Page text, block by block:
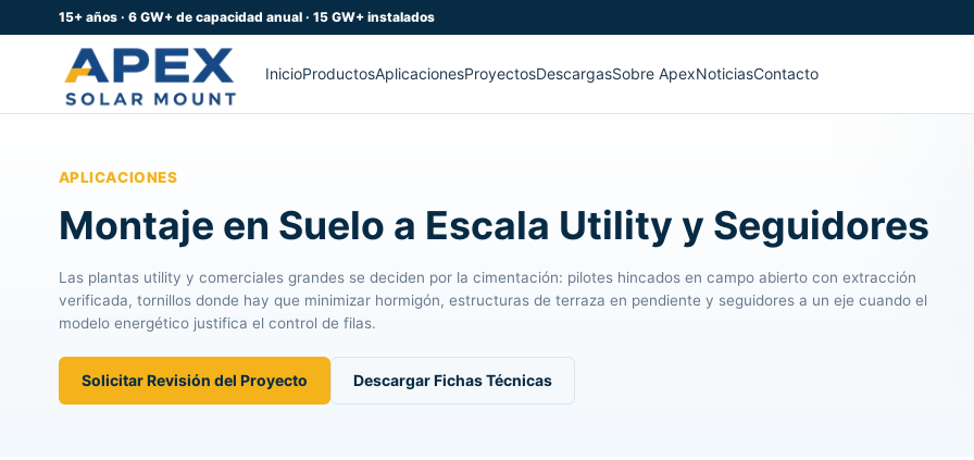
15+ años · 6 GW+ de capacidad anual · 15 GW+ instalados
InicioProductosAplicacionesProyectosDescargasSobre ApexNoticiasContacto
APLICACIONES
Montaje en Suelo a Escala Utility y Seguidores
Las plantas utility y comerciales grandes se deciden por la cimentación: pilotes hincados en campo abierto con extracción
verificada, tornillos donde hay que minimizar hormigón, estructuras de terraza en pendiente y seguidores a un eje cuando el
modelo energético justifica el control de filas.
Solicitar Revisión del Proyecto Descargar Fichas Técnicas